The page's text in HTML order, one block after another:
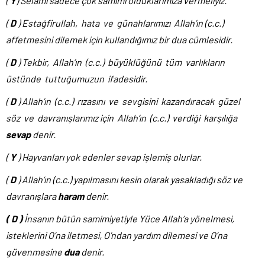
(D) Estağfirullah, hata ve günahlarımızı Allah’ın (c.c.)
affetmesini dilemek için kullandığımız bir dua cümlesidir.
(D) Tekbir, Allah’ın (c.c.) büyüklüğünü tüm varlıkların
üstünde tuttuğumuzun ifadesidir.
(D) Allah’ın (c.c.) rızasını ve sevgisini kazandıracak güzel
söz ve davranışlarımız için Allah’ın (c.c.) verdiği karşılığa
sevapdenir.
( Y) Hayvanları yok edenler sevap işlemiş olurlar.
(D) Allah’ın (c.c.) yapılmasını kesin olarak yasakladığı söz ve
davranışlaraharamdenir.
( D )İnsanın bütün samimiyetiyle Yüce Allah’a yönelmesi,
isteklerini O’na iletmesi, O’ndan yardım dilemesi ve O’na
güvenmesine duadenir.